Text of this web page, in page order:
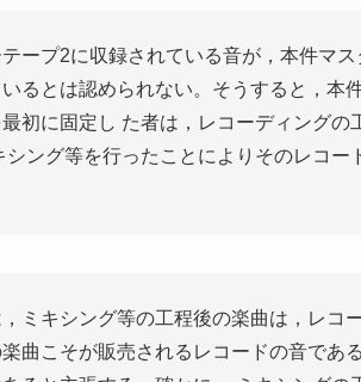
ープ2に収録されている音が，本件マ
るとは認められない。そうすると，本
初に固定し た者は，レコーディング
シング等を行ったことによりそのレコ
ミキシング等の工程後の楽曲は，レコ
曲こそが販売されるレコードの音であ